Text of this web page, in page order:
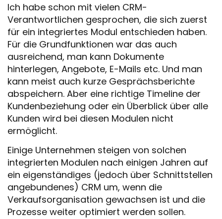
Ich habe schon mit vielen CRM-
Verantwortlichen gesprochen, die sich zuerst
für ein integriertes Modul entschieden haben.
Für die Grundfunktionen war das auch
ausreichend, man kann Dokumente
hinterlegen, Angebote, E-Mails etc. Und man
kann meist auch kurze Gesprächsberichte
abspeichern. Aber eine richtige Timeline der
Kundenbeziehung oder ein Überblick über alle
Kunden wird bei diesen Modulen nicht
ermöglicht.
Einige Unternehmen steigen von solchen
integrierten Modulen nach einigen Jahren auf
ein eigenständiges (jedoch über Schnittstellen
angebundenes) CRM um, wenn die
Verkaufsorganisation gewachsen ist und die
Prozesse weiter optimiert werden sollen.